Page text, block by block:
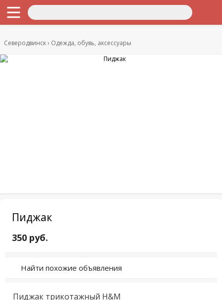
Северодвинск Одежда, обувь, аксессуары
Пиджак
350 руб.
Найти похожие объявления
Пиджак трикотажный H&M